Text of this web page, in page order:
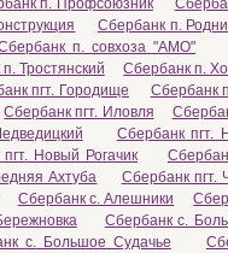
п. Профсоюзник
Сбербанк п.
п. совхоза "АМО"
Тростянский
Сбербанк п.
пгт. Городище
Сбербанк
Сбербанк пгт. Иловля
Сбербанк пгт.
Новый Рогачик
Ахтуба
Сбербанк пгт.
Сбербанк с. Алешники
Сбербанк с.
с. Большое Судачье